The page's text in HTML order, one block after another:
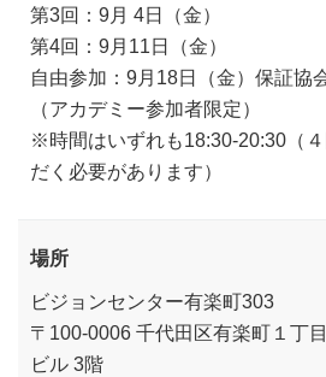
第3回：9月 4日（金）
第4回：9月11日（金）
自由参加：9月18日（金）保証協
（アカデミー参加者限定）
※時間はいずれも18:30-20:30（
だく必要があります）
場所
ビジョンセンター有楽町303
〒100-0006 千代田区有楽町１丁
ビル 3階